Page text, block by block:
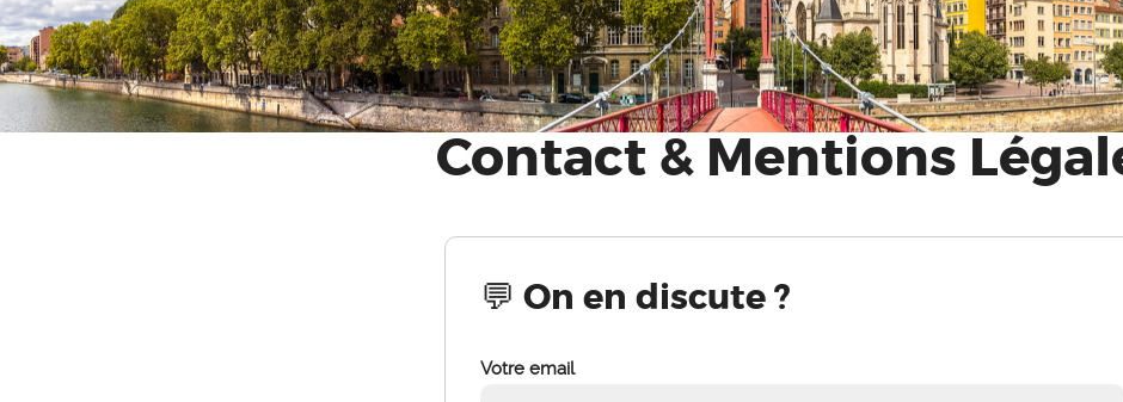
Contact & Mentions
💬 On en discute ?
Votre email